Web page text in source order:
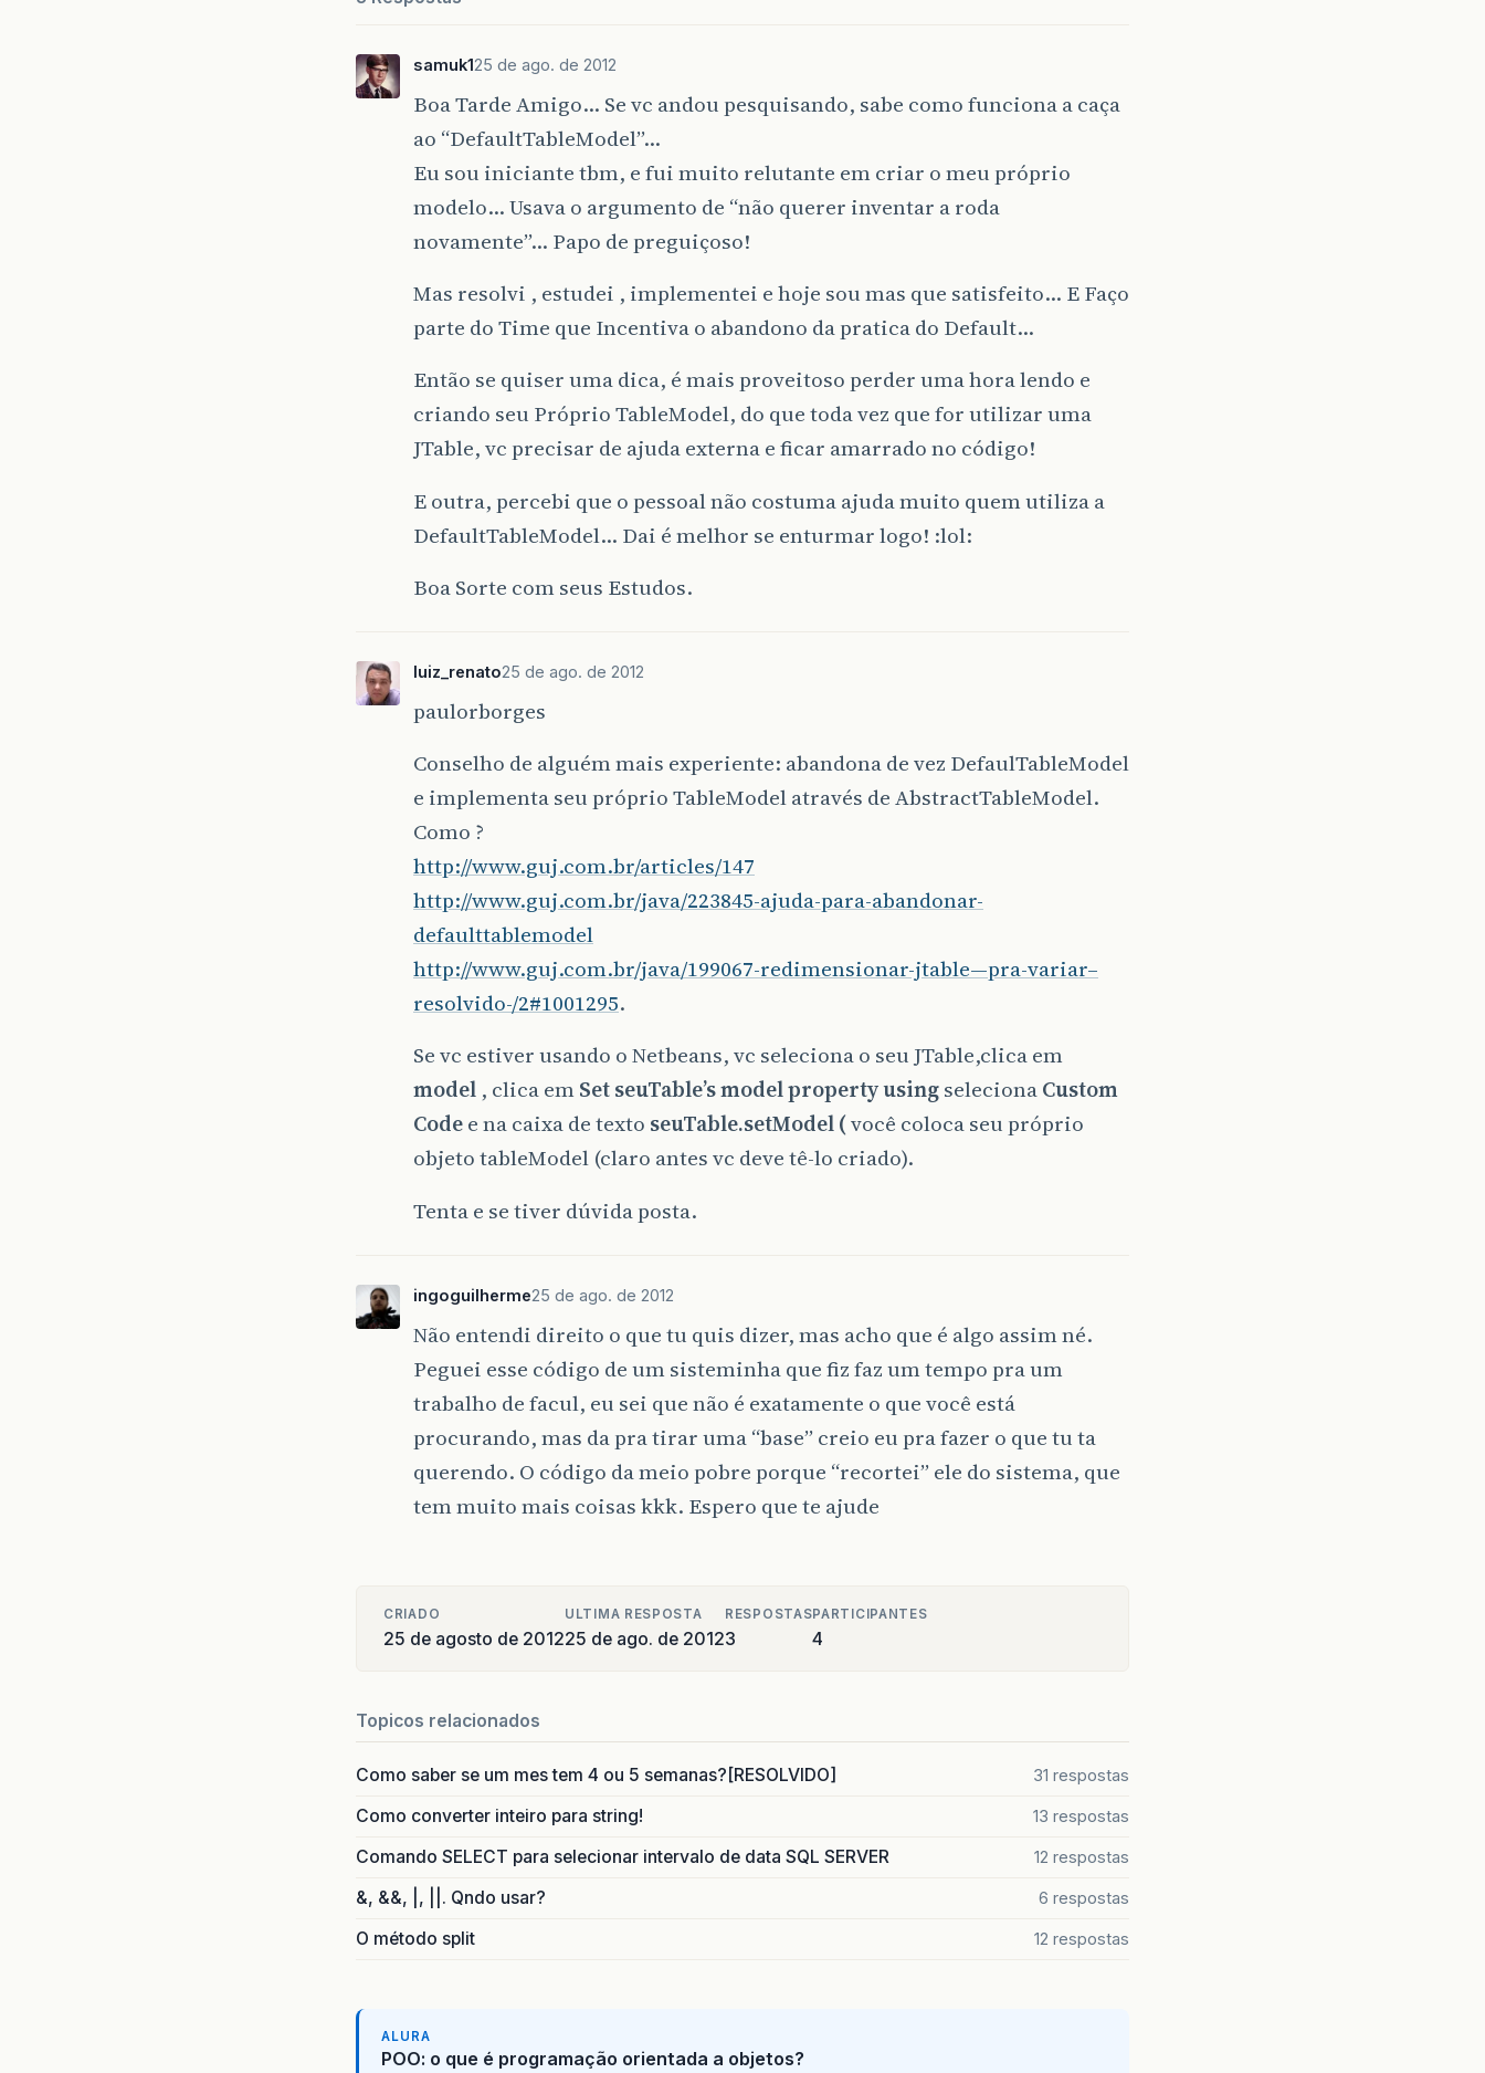
samuk125 de ago. de 2012
Boa Tarde Amigo… Se vc andou pesquisando, sabe como funciona a caça
ao “DefaultTableModel”…
Eu sou iniciante tbm, e fui muito relutante em criar o meu próprio
modelo… Usava o argumento de “não querer inventar a roda
novamente”… Papo de preguiçoso!
Mas resolvi , estudei , implementei e hoje sou mas que satisfeito… E Faço
parte do Time que Incentiva o abandono da pratica do Default…
Então se quiser uma dica, é mais proveitoso perder uma hora lendo e
criando seu Próprio TableModel, do que toda vez que for utilizar uma
JTable, vc precisar de ajuda externa e ficar amarrado no código!
E outra, percebi que o pessoal não costuma ajuda muito quem utiliza a
DefaultTableModel… Dai é melhor se enturmar logo! :lol:
Boa Sorte com seus Estudos.
luiz_renato25 de ago. de 2012
paulorborges
Conselho de alguém mais experiente: abandona de vez DefaulTableModel
e implementa seu próprio TableModel através de AbstractTableModel.
Como ?
http://www.guj.com.br/articles/147
http://www.guj.com.br/java/223845-ajuda-para-abandonar-
defaulttablemodel
http://www.guj.com.br/java/199067-redimensionar-jtable—pra-variar–
resolvido-/2#1001295.
Se vc estiver usando o Netbeans, vc seleciona o seu JTable,clica em
model , clica emSet seuTable’s model property usingselecionaCustom
Codee na caixa de texto seuTable.setModel (você coloca seu próprio
objeto tableModel (claro antes vc deve tê-lo criado).
Tenta e se tiver dúvida posta.
ingoguilherme25 de ago. de 2012
Não entendi direito o que tu quis dizer, mas acho que é algo assim né.
Peguei esse código de um sisteminha que fiz faz um tempo pra um
trabalho de facul, eu sei que não é exatamente o que você está
procurando, mas da pra tirar uma “base” creio eu pra fazer o que tu ta
querendo. O código da meio pobre porque “recortei” ele do sistema, que
tem muito mais coisas kkk. Espero que te ajude
CRIADO
25 de agosto de 2012
ULTIMA RESPOSTA
25 de ago. de 2012
RESPOSTAS
3
PARTICIPANTES
4
Topicos relacionados
Como saber se um mes tem 4 ou 5 semanas?[RESOLVIDO] 31 respostas
Como converter inteiro para string! 13 respostas
Comando SELECT para selecionar intervalo de data SQL SERVER 12 respostas
&, &&, |, ||. Qndo usar? 6 respostas
O método split 12 respostas
ALURA
POO: o que é programação orientada a objetos?